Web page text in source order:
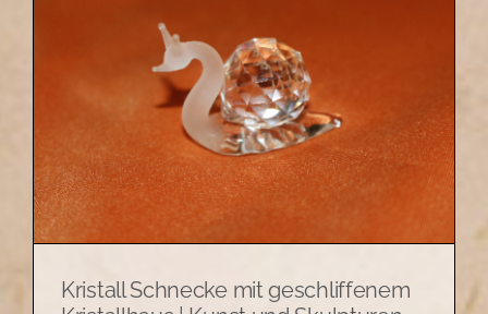
Kristall Schnecke mit geschliffenem